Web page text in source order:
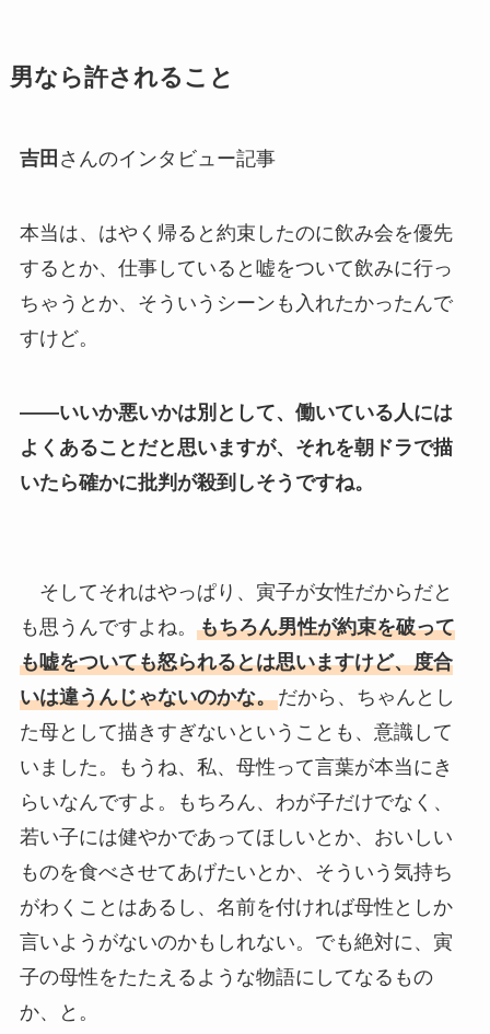
男なら許されること
吉田 さんのインタビュー記事
本当は、はやく帰ると約束したのに飲み会を優先
するとか、仕事していると嘘をついて飲みに行っ
ちゃうとか、そういうシーンも入れたかったんで
すけど。
――いいか悪いかは別として、働いている人には
よくあることだと思いますが、それを朝ドラで描
いたら確かに批判が殺到しそうですね。
そしてそれはやっぱり、寅子が女性だからだと
も思うんですよね。 もちろん男性が約束を破って
も嘘をついても怒られるとは思いますけど、度合
いは違うんじゃないのかな。だから、ちゃんとし
た母として描きすぎないということも、意識して
いました。もうね、私、母性って言葉が本当にき
らいなんですよ。もちろん、わが子だけでなく、
若い子には健やかであってほしいとか、おいしい
ものを食べさせてあげたいとか、そういう気持ち
がわくことはあるし、名前を付ければ母性としか
言いようがないのかもしれない。でも絶対に、寅
子の母性をたたえるような物語にしてなるもの
か、と。